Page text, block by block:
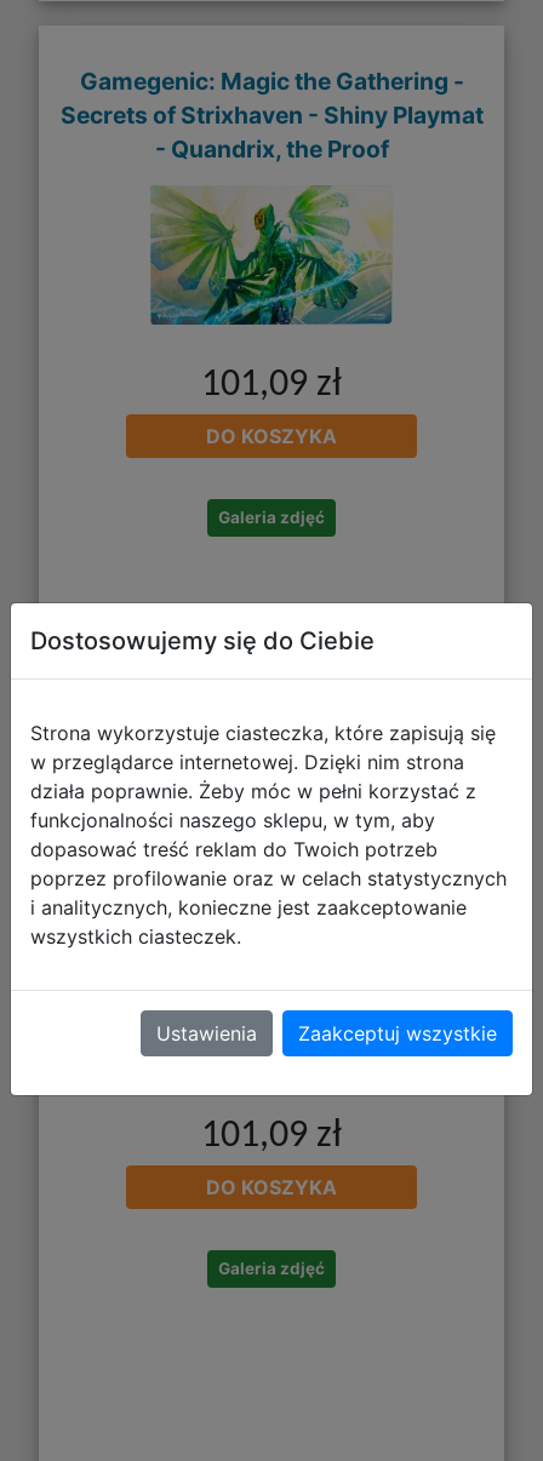
Gamegenic: Magic the Gathering -
Secrets of Strixhaven - Shiny Playmat
- Quandrix, the Proof
101,09 zł
DO KOSZYKA
Galeria zdjęć
Gamegenic: Magic the Gathering -
Secrets of Strixhaven - Shiny Playmat
- Witherbloom, the Balancer
101,09 zł
DO KOSZYKA
Galeria zdjęć
Dostosowujemy się do Ciebie
Strona wykorzystuje ciasteczka, które zapisują się
w przeglądarce internetowej. Dzięki nim strona
działa poprawnie. Żeby móc w pełni korzystać z
funkcjonalności naszego sklepu, w tym, aby
dopasować treść reklam do Twoich potrzeb
poprzez profilowanie oraz w celach statystycznych
i analitycznych, konieczne jest zaakceptowanie
wszystkich ciasteczek.
Ustawienia Zaakceptuj wszystkie